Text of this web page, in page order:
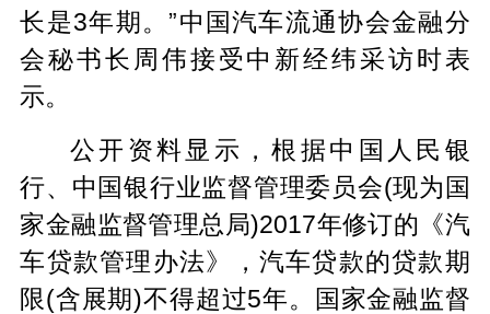
长是3年期。”中国汽车流通协会金融分
会秘书长周伟接受中新经纬采访时表
示。
公开资料显示，根据中国人民银
行、中国银行业监督管理委员会(现为国
家金融监督管理总局)2017年修订的《汽
车贷款管理办法》，汽车贷款的贷款期
限(含展期)不得超过5年。国家金融监督